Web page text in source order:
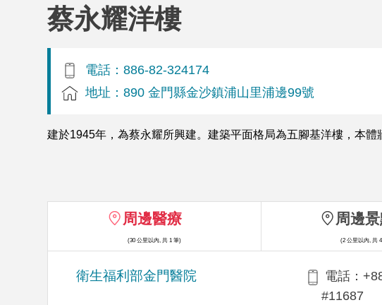
蔡永耀洋樓
電話：886-82-324174
地址：890 金門縣金沙鎮浦山里浦邊99號
建於1945年，為蔡永耀所興建。建築平面格局為五腳基洋樓，本體
周邊醫療
(30 公里以內, 共 1 筆)
衛生福利部金門醫院
電話：
#11687
周邊
(2 公里以內, 共